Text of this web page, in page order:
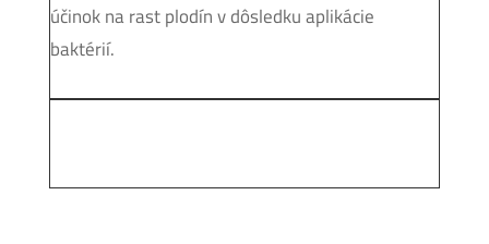
účinok na rast plodín v dôsledku aplikácie
baktérií.